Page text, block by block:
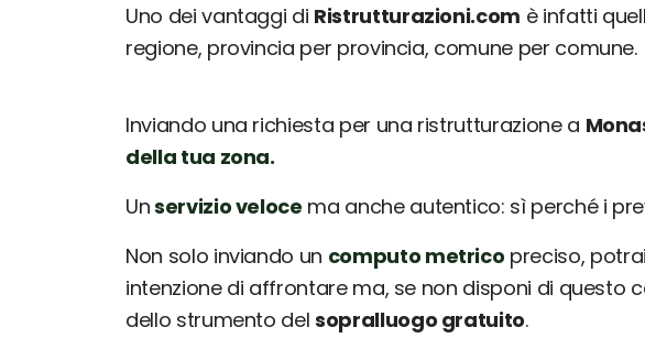
Uno dei vantaggi di Ristrutturazioni.com è infatti
regione, provincia per provincia, comune per comune.
Inviando una richiesta per una ristrutturazione a
della tua zona.
Unservizio veloce ma anche autentico: sì perché i
Non solo inviando un computo metrico preciso,
intenzione di affrontare ma, se non disponi di questo
dello strumento del sopralluogo gratuito.